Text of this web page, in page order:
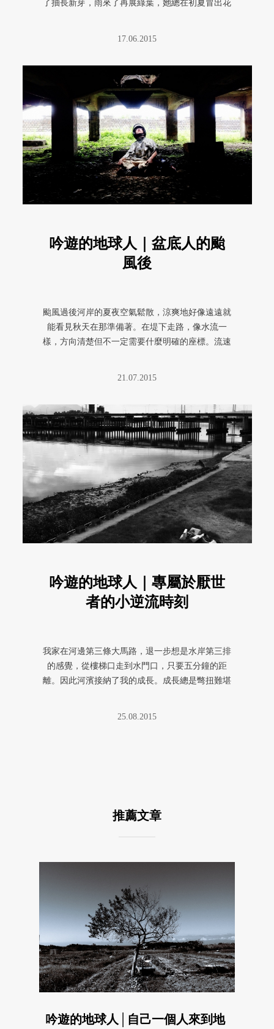
了抽長新芽，雨來了再展綠葉，她總在初夏冒出花
17.06.2015
吟遊的地球人｜盆底人的颱
風後
颱風過後河岸的夏夜空氣鬆散，涼爽地好像遠遠就
能看見秋天在那準備著。在堤下走路，像水流一
樣，方向清楚但不一定需要什麼明確的座標。流速
21.07.2015
吟遊的地球人｜專屬於厭世
者的小逆流時刻
我家在河邊第三條大馬路，退一步想是水岸第三排
的感覺，從樓梯口走到水門口，只要五分鐘的距
離。因此河濱接納了我的成長。成長總是彆扭難堪
25.08.2015
推薦文章
吟遊的地球人│自己一個人來到地